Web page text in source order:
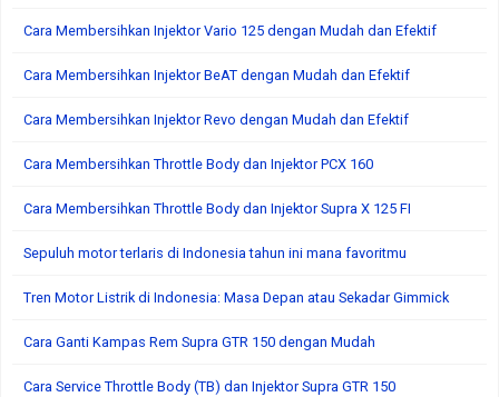
Cara Membersihkan Injektor Vario 125 dengan Mudah dan Efektif
Cara Membersihkan Injektor BeAT dengan Mudah dan Efektif
Cara Membersihkan Injektor Revo dengan Mudah dan Efektif
Cara Membersihkan Throttle Body dan Injektor PCX 160
Cara Membersihkan Throttle Body dan Injektor Supra X 125 FI
Sepuluh motor terlaris di Indonesia tahun ini mana favoritmu
Tren Motor Listrik di Indonesia: Masa Depan atau Sekadar Gimmick
Cara Ganti Kampas Rem Supra GTR 150 dengan Mudah
Cara Service Throttle Body (TB) dan Injektor Supra GTR 150